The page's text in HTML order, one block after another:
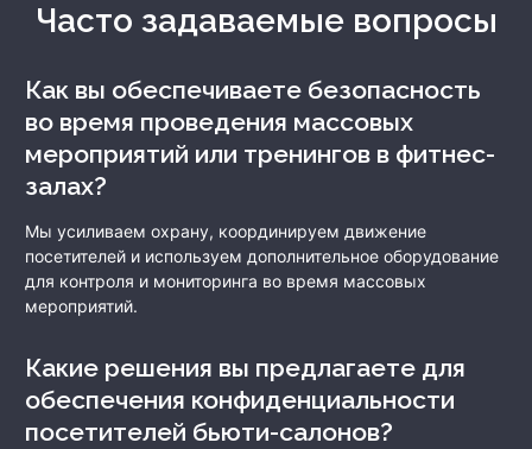
Часто задаваемые вопросы
Как вы обеспечиваете безопасность
во время проведения массовых
мероприятий или тренингов в фитнес-
залах?
Мы усиливаем охрану, координируем движение
посетителей и используем дополнительное оборудование
для контроля и мониторинга во время массовых
мероприятий.
Какие решения вы предлагаете для
обеспечения конфиденциальности
посетителей бьюти-салонов?